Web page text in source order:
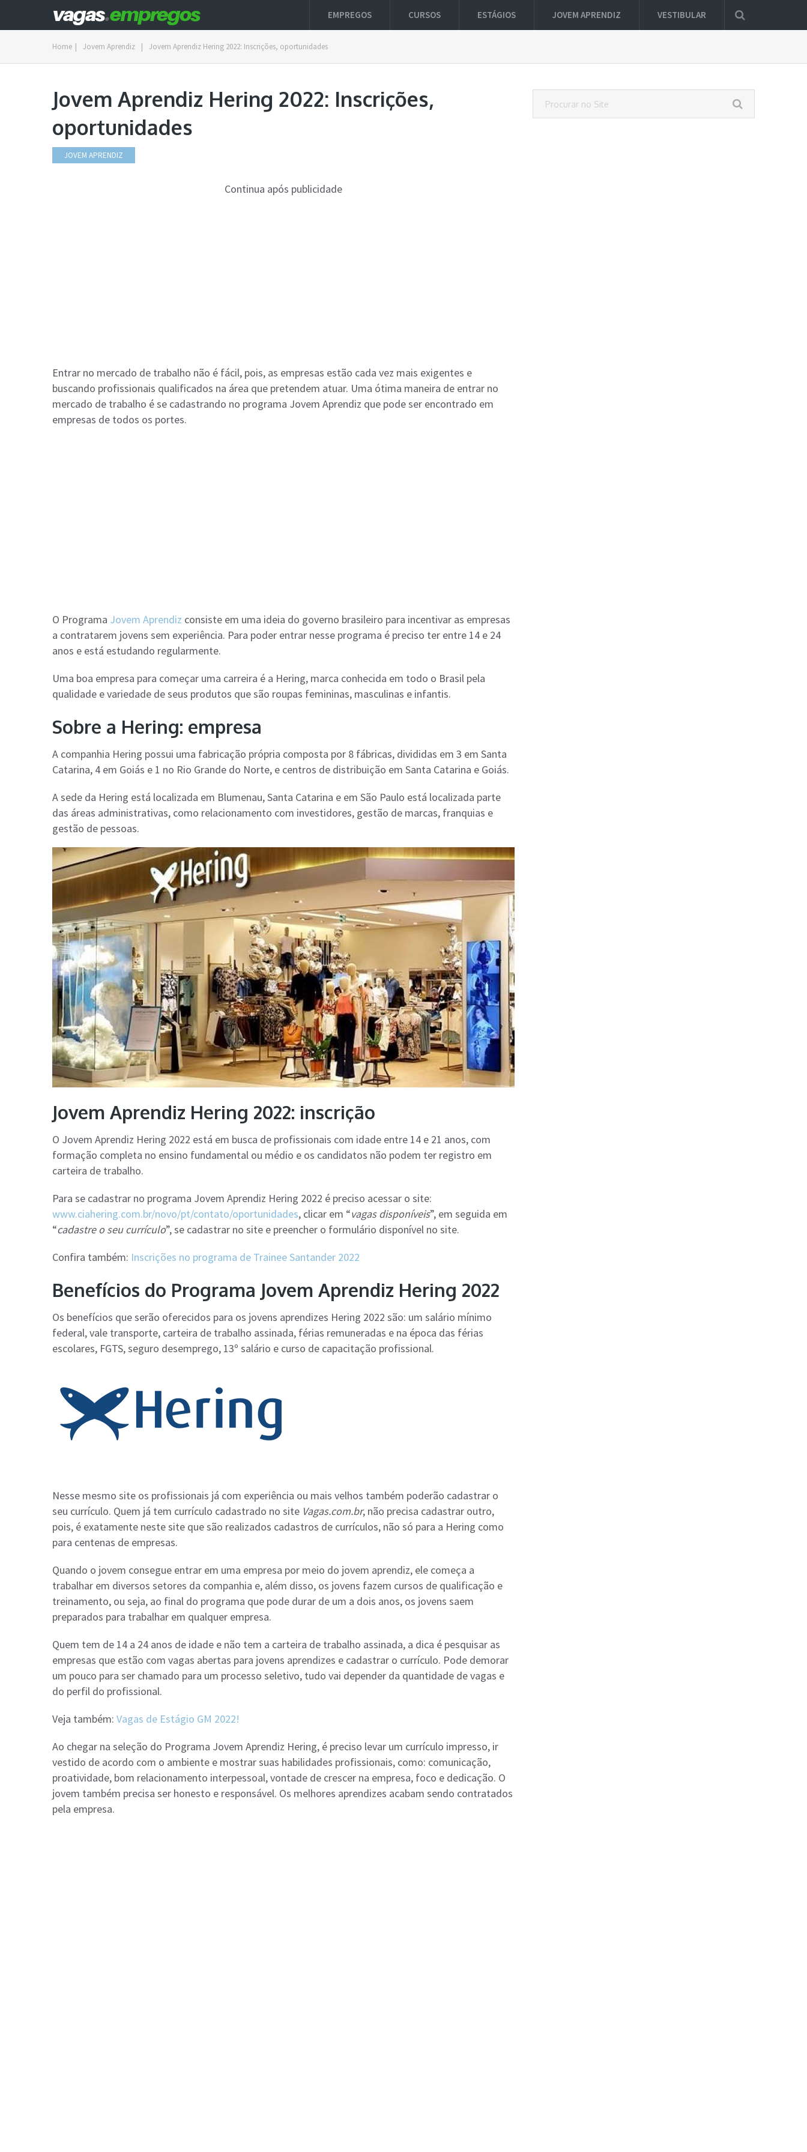
EMPREGOS CURSOS ESTÁGIOS JOVEM APRENDIZ VESTIBULAR
Home | Jovem Aprendiz | Jovem Aprendiz Hering 2022: Inscrições, oportunidades
Jovem Aprendiz Hering 2022: Inscrições,
oportunidades
JOVEM APRENDIZ
Continua após publicidade
Entrar no mercado de trabalho não é fácil, pois, as empresas estão cada vez mais exigentes e
buscando profissionais qualificados na área que pretendem atuar. Uma ótima maneira de entrar no
mercado de trabalho é se cadastrando no programa Jovem Aprendiz que pode ser encontrado em
empresas de todos os portes.
O Programa Jovem Aprendiz consiste em uma ideia do governo brasileiro para incentivar as empresas
a contratarem jovens sem experiência. Para poder entrar nesse programa é preciso ter entre 14 e 24
anos e está estudando regularmente.
Uma boa empresa para começar uma carreira é a Hering, marca conhecida em todo o Brasil pela
qualidade e variedade de seus produtos que são roupas femininas, masculinas e infantis.
Sobre a Hering: empresa
A companhia Hering possui uma fabricação própria composta por 8 fábricas, divididas em 3 em Santa
Catarina, 4 em Goiás e 1 no Rio Grande do Norte, e centros de distribuição em Santa Catarina e Goiás.
A sede da Hering está localizada em Blumenau, Santa Catarina e em São Paulo está localizada parte
das áreas administrativas, como relacionamento com investidores, gestão de marcas, franquias e
gestão de pessoas.
Jovem Aprendiz Hering 2022: inscrição
O Jovem Aprendiz Hering 2022 está em busca de profissionais com idade entre 14 e 21 anos, com
formação completa no ensino fundamental ou médio e os candidatos não podem ter registro em
carteira de trabalho.
Para se cadastrar no programa Jovem Aprendiz Hering 2022 é preciso acessar o site:
www.ciahering.com.br/novo/pt/contato/oportunidades, clicar em “vagas disponíveis”, em seguida em
“cadastre o seu currículo”, se cadastrar no site e preencher o formulário disponível no site.
Confira também: Inscrições no programa de Trainee Santander 2022
Benefícios do Programa Jovem Aprendiz Hering 2022
Os benefícios que serão oferecidos para os jovens aprendizes Hering 2022 são: um salário mínimo
federal, vale transporte, carteira de trabalho assinada, férias remuneradas e na época das férias
escolares, FGTS, seguro desemprego, 13º salário e curso de capacitação profissional.
Nesse mesmo site os profissionais já com experiência ou mais velhos também poderão cadastrar o
seu currículo. Quem já tem currículo cadastrado no site Vagas.com.br, não precisa cadastrar outro,
pois, é exatamente neste site que são realizados cadastros de currículos, não só para a Hering como
para centenas de empresas.
Quando o jovem consegue entrar em uma empresa por meio do jovem aprendiz, ele começa a
trabalhar em diversos setores da companhia e, além disso, os jovens fazem cursos de qualificação e
treinamento, ou seja, ao final do programa que pode durar de um a dois anos, os jovens saem
preparados para trabalhar em qualquer empresa.
Quem tem de 14 a 24 anos de idade e não tem a carteira de trabalho assinada, a dica é pesquisar as
empresas que estão com vagas abertas para jovens aprendizes e cadastrar o currículo. Pode demorar
um pouco para ser chamado para um processo seletivo, tudo vai depender da quantidade de vagas e
do perfil do profissional.
Veja também: Vagas de Estágio GM 2022!
Ao chegar na seleção do Programa Jovem Aprendiz Hering, é preciso levar um currículo impresso, ir
vestido de acordo com o ambiente e mostrar suas habilidades profissionais, como: comunicação,
proatividade, bom relacionamento interpessoal, vontade de crescer na empresa, foco e dedicação. O
jovem também precisa ser honesto e responsável. Os melhores aprendizes acabam sendo contratados
pela empresa.